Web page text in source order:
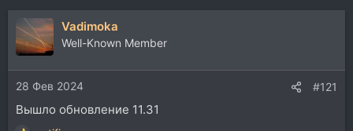
р
т
е
м
н
а
Vadimoka
Well-Known Member
28 Фев 2024 #121
Вышло обновление 11.31